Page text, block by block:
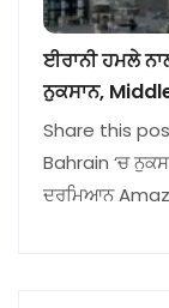
ਈਰਾਨੀ ਹਮਲੇ
ਨੁਕਸਾਨ,
Share this
Bahrain ‘ਚ
ਦਰਮਿਆਨ